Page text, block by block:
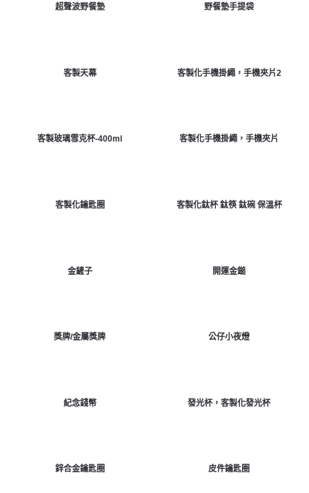
超聲波野餐墊 野餐墊手提袋
客製天幕 客製化手機掛繩，手機夾片2
客製玻璃雪克杯-400ml 客製化手機掛繩，手機夾片
客製化鑰匙圈 客製化鈦杯 鈦筷 鈦碗 保溫杯
金鏟子 開運金鎚
獎牌/金屬獎牌 公仔小夜燈
紀念錢幣 發光杯，客製化發光杯
鋅合金鑰匙圈 皮件鑰匙圈